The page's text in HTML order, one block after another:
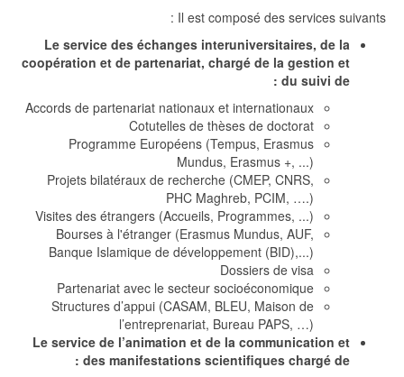
Il est composé des services suivants :
Le service des échanges interuniversitaires, de la
coopération et de partenariat, chargé de la gestion et
du suivi de :
Accords de partenariat nationaux et internationaux
Cotutelles de thèses de doctorat
Programme Européens (Tempus, Erasmus
Mundus, Erasmus +, ...)
Projets bilatéraux de recherche (CMEP, CNRS,
PHC Maghreb, PCIM, ….)
Visites des étrangers (Accueils, Programmes, ...)
Bourses à l'étranger (Erasmus Mundus, AUF,
Banque Islamique de développement (BID),...)
Dossiers de visa
Partenariat avec le secteur socioéconomique
Structures d’appui (CASAM, BLEU, Maison de
l’entreprenariat, Bureau PAPS, …)
Le service de l’animation et de la communication et
des manifestations scientifiques chargé de :